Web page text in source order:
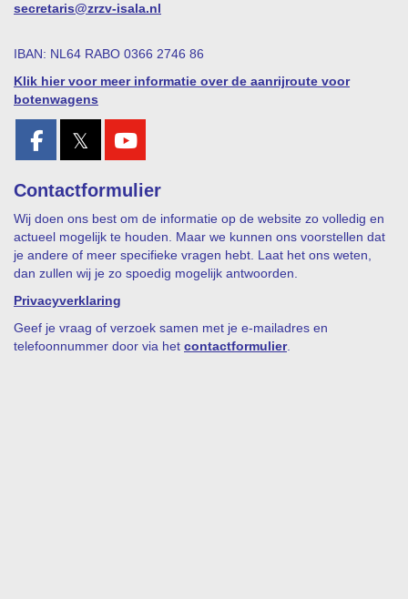
siraterces@zrzv-isala.nl
IBAN: NL64 RABO 0366 2746 86
Klik hier voor meer informatie over de aanrijroute voor
botenwagens
𝕏
Contactformulier
Wij doen ons best om de informatie op de website zo volledig en
actueel mogelijk te houden. Maar we kunnen ons voorstellen dat
je andere of meer specifieke vragen hebt. Laat het ons weten,
dan zullen wij je zo spoedig mogelijk antwoorden.
Privacyverklaring
Geef je vraag of verzoek samen met je e-mailadres en
telefoonnummer door via het contactformulier.